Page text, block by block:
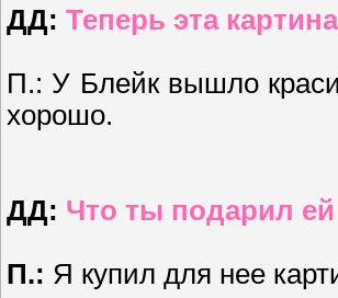
ДД: Теперь эта
П.: У Блейк вышло
хорошо.
ДД: Что ты подарил
П.: Я купил для нее